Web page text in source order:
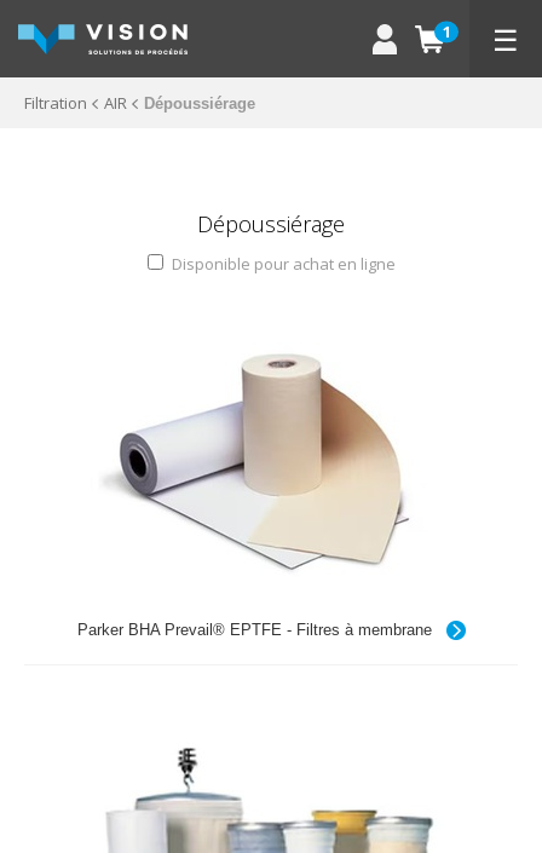
1 ☰
Filtration AIR Dépoussiérage
Dépoussiérage
Disponible pour achat en ligne
Parker BHA Prevail® EPTFE - Filtres à membrane